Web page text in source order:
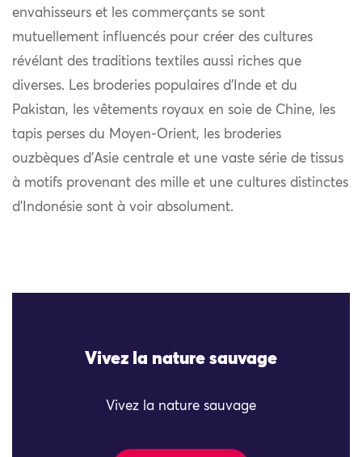
envahisseurs et les commerçants se sont
mutuellement influencés pour créer des cultures
révélant des traditions textiles aussi riches que
diverses. Les broderies populaires d’Inde et du
Pakistan, les vêtements royaux en soie de Chine, les
tapis perses du Moyen-Orient, les broderies
ouzbèques d’Asie centrale et une vaste série de tissus
à motifs provenant des mille et une cultures distinctes
d’Indonésie sont à voir absolument.
Vivez la nature sauvage
Vivez la nature sauvage